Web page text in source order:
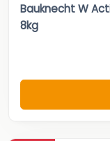
Bauknecht W
8kg